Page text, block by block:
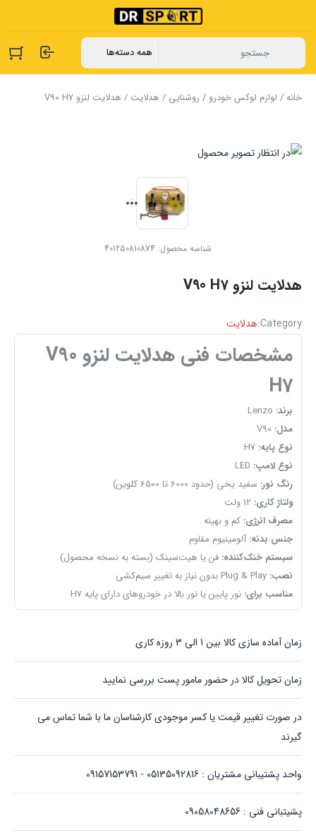
خانه/ لوازم لوکس خودرو / روشنایی / هدلایت / هدلایت لنزو V90 H7
شناسه محصول: 401250810874
هدلایت لنزو V90 H7
Category:هدلایت
مشخصات فنی هدلایت لنزو V90
H7
برند:
مدل:
نوع پایه:
نوع لامپ:
رنگ نور: سفید یخی (حدود 6000 تا 6500 کلوین)
ولتاژ کاری:
مصرف انرژی: کم و بهینه
جنس بدنه: آلومینیوم مقاوم
سیستم خنک‌کننده: فن یا هیت‌سینک (بسته به نسخه محصول)
نصب:
مناسب برای: نور پایین یا نور بالا در خودروهای دارای پایه H7
زمان آماده سازی کالا بین 1 الی 3 روزه کاری
زمان تحویل کالا در حضور مامور پست بررسی نمایید
در صورت تغییر قیمت یا کسر موجودی کارشناسان ما با شما تماس می
گیرند
واحد پشتیبانی مشتریان : 05135092816 - 09157153791
پشیتبانی فنی : 09058048656